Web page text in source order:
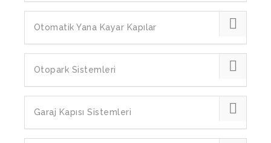
Otomatik Yana Kayar Kapılar
Otopark Sistemleri
Garaj Kapısı Sistemleri